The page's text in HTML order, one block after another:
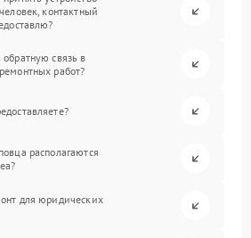
контактный
связь в
работ?
располагаются
для юридических